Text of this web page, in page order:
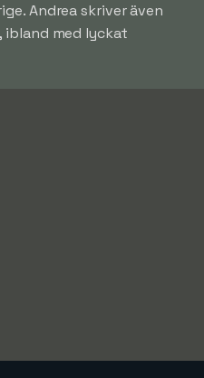
Andrea skriver även
med lyckat